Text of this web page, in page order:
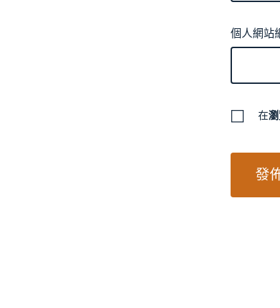
個人網站
在